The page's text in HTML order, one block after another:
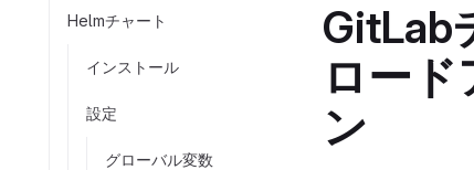
Helmチャート
インストール
設定
グローバル変数
GitLab
ロー
ン